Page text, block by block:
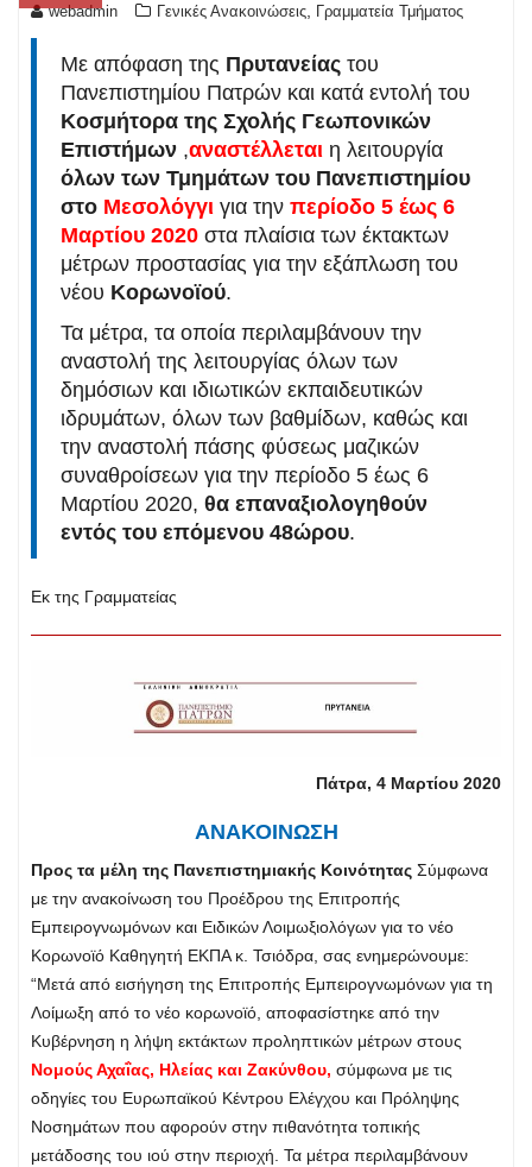
webadmin Γενικές Ανακοινώσεις Γραμματεία Τμήματος
Με απόφαση της Πρυτανείας του
Πανεπιστημίου Πατρών και κατά εντολή του
Κοσμήτορα της Σχολής Γεωπονικών
Επιστήμων ,αναστέλλεται η λειτουργία
όλων των Τμημάτων του Πανεπιστημίου
στο Μεσολόγγι για την περίοδο 5 έως 6
Μαρτίου 2020 στα πλαίσια των έκτακτων
μέτρων προστασίας για την εξάπλωση του
νέου Κορωνοϊού.
Τα μέτρα, τα οποία περιλαμβάνουν την
αναστολή της λειτουργίας όλων των
δημόσιων και ιδιωτικών εκπαιδευτικών
ιδρυμάτων, όλων των βαθμίδων, καθώς και
την αναστολή πάσης φύσεως μαζικών
συναθροίσεων για την περίοδο 5 έως 6
Μαρτίου 2020, θα επαναξιολογηθούν
εντός του επόμενου 48ώρου.
Εκ της Γραμματείας
Πάτρα, 4 Μαρτίου 2020
ΑΝΑΚΟΙΝΩΣΗ
Προς τα μέλη της Πανεπιστημιακής Κοινότητας Σύμφωνα
με την ανακοίνωση του Προέδρου της Επιτροπής
Εμπειρογνωμόνων και Ειδικών Λοιμωξιολόγων για το νέο
Κορωνοϊό Καθηγητή ΕΚΠΑ κ. Τσιόδρα, σας ενημερώνουμε:
“Μετά από εισήγηση της Επιτροπής Εμπειρογνωμόνων για τη
Λοίμωξη από το νέο κορωνοϊό, αποφασίστηκε από την
Κυβέρνηση η λήψη εκτάκτων προληπτικών μέτρων στους
Νομούς Αχαΐας, Ηλείας και Ζακύνθου, σύμφωνα με τις
οδηγίες του Ευρωπαϊκού Κέντρου Ελέγχου και Πρόληψης
Νοσημάτων που αφορούν στην πιθανότητα τοπικής
μετάδοσης του ιού στην περιοχή. Τα μέτρα περιλαμβάνουν